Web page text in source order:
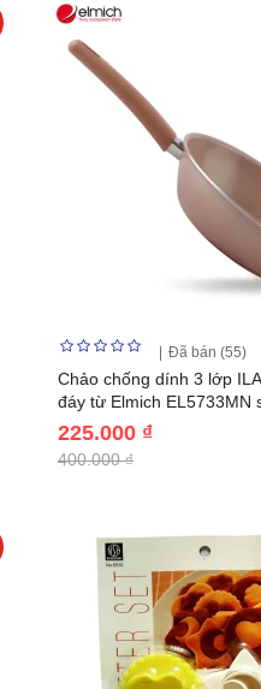
Đã bán (55)
Chảo chống dính 3 lớp
đáy từ Elmich EL5733MN
225.000 ₫
400.000 ₫